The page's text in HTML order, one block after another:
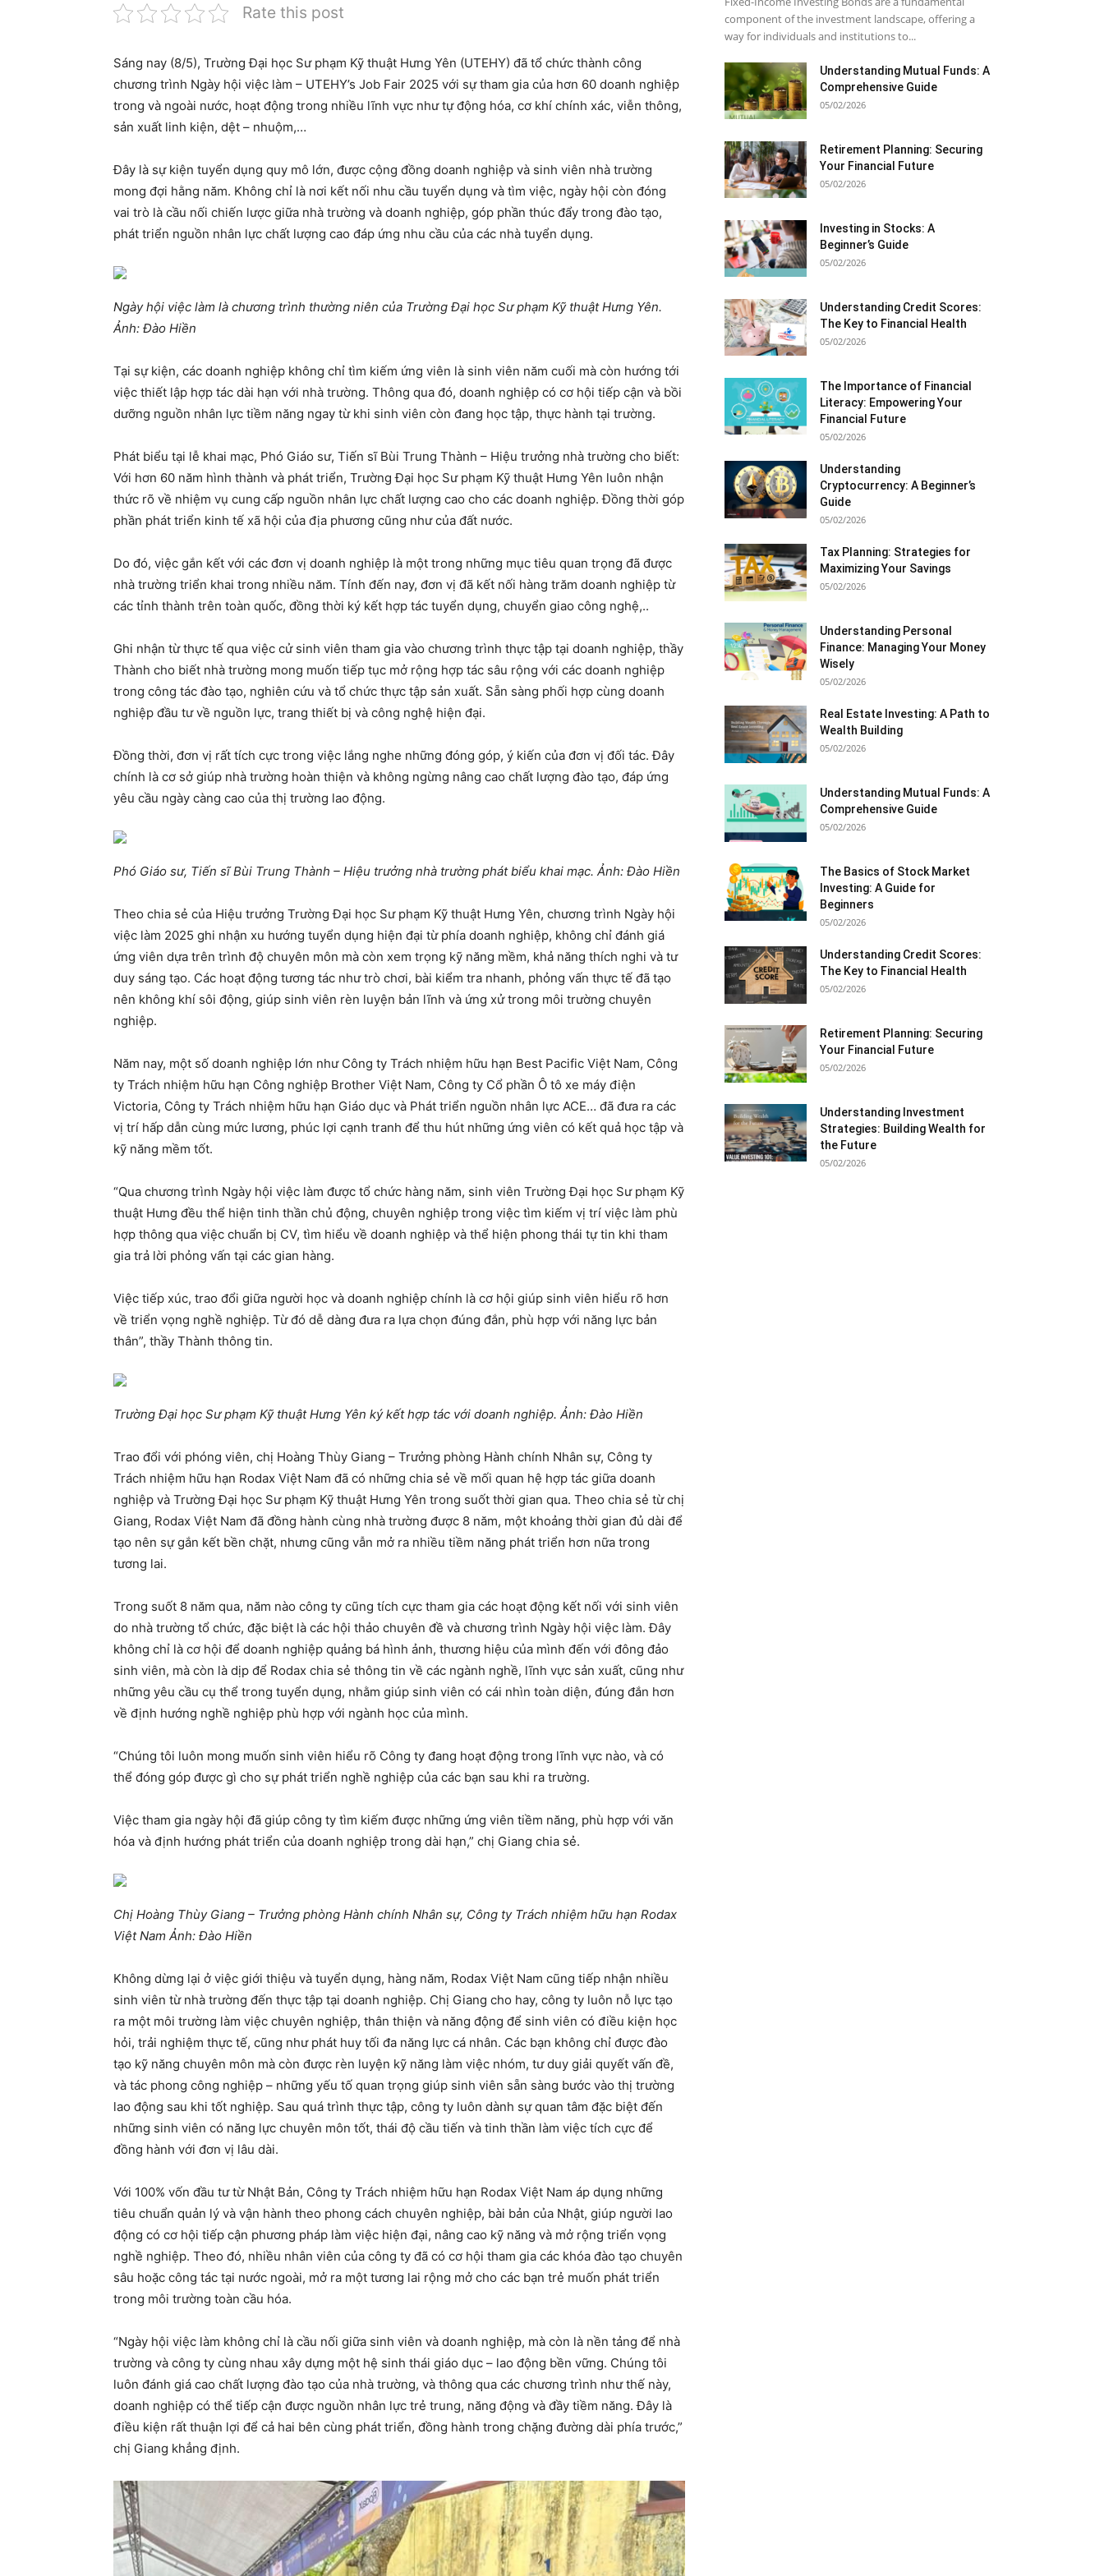
Rate this post
Sáng nay (8/5), Trường Đại học Sư phạm Kỹ thuật Hưng Yên (UTEHY) đã tổ chức thành công
chương trình Ngày hội việc làm – UTEHY’s Job Fair 2025 với sự tham gia của hơn 60 doanh nghiệp
trong và ngoài nước, hoạt động trong nhiều lĩnh vực như tự động hóa, cơ khí chính xác, viễn thông,
sản xuất linh kiện, dệt – nhuộm,…
Đây là sự kiện tuyển dụng quy mô lớn, được cộng đồng doanh nghiệp và sinh viên nhà trường
mong đợi hằng năm. Không chỉ là nơi kết nối nhu cầu tuyển dụng và tìm việc, ngày hội còn đóng
vai trò là cầu nối chiến lược giữa nhà trường và doanh nghiệp, góp phần thúc đẩy trong đào tạo,
phát triển nguồn nhân lực chất lượng cao đáp ứng nhu cầu của các nhà tuyển dụng.
Ngày hội việc làm là chương trình thường niên của Trường Đại học Sư phạm Kỹ thuật Hưng Yên.
Ảnh: Đào Hiền
Tại sự kiện, các doanh nghiệp không chỉ tìm kiếm ứng viên là sinh viên năm cuối mà còn hướng tới
việc thiết lập hợp tác dài hạn với nhà trường. Thông qua đó, doanh nghiệp có cơ hội tiếp cận và bồi
dưỡng nguồn nhân lực tiềm năng ngay từ khi sinh viên còn đang học tập, thực hành tại trường.
Phát biểu tại lễ khai mạc, Phó Giáo sư, Tiến sĩ Bùi Trung Thành – Hiệu trưởng nhà trường cho biết:
Với hơn 60 năm hình thành và phát triển, Trường Đại học Sư phạm Kỹ thuật Hưng Yên luôn nhận
thức rõ về nhiệm vụ cung cấp nguồn nhân lực chất lượng cao cho các doanh nghiệp. Đồng thời góp
phần phát triển kinh tế xã hội của địa phương cũng như của đất nước.
Do đó, việc gắn kết với các đơn vị doanh nghiệp là một trong những mục tiêu quan trọng đã được
nhà trường triển khai trong nhiều năm. Tính đến nay, đơn vị đã kết nối hàng trăm doanh nghiệp từ
các tỉnh thành trên toàn quốc, đồng thời ký kết hợp tác tuyển dụng, chuyển giao công nghệ,..
Ghi nhận từ thực tế qua việc cử sinh viên tham gia vào chương trình thực tập tại doanh nghiệp, thầy
Thành cho biết nhà trường mong muốn tiếp tục mở rộng hợp tác sâu rộng với các doanh nghiệp
trong công tác đào tạo, nghiên cứu và tổ chức thực tập sản xuất. Sẵn sàng phối hợp cùng doanh
nghiệp đầu tư về nguồn lực, trang thiết bị và công nghệ hiện đại.
Đồng thời, đơn vị rất tích cực trong việc lắng nghe những đóng góp, ý kiến của đơn vị đối tác. Đây
chính là cơ sở giúp nhà trường hoàn thiện và không ngừng nâng cao chất lượng đào tạo, đáp ứng
yêu cầu ngày càng cao của thị trường lao động.
Phó Giáo sư, Tiến sĩ Bùi Trung Thành – Hiệu trưởng nhà trường phát biểu khai mạc. Ảnh: Đào Hiền
Theo chia sẻ của Hiệu trưởng Trường Đại học Sư phạm Kỹ thuật Hưng Yên, chương trình Ngày hội
việc làm 2025 ghi nhận xu hướng tuyển dụng hiện đại từ phía doanh nghiệp, không chỉ đánh giá
ứng viên dựa trên trình độ chuyên môn mà còn xem trọng kỹ năng mềm, khả năng thích nghi và tư
duy sáng tạo. Các hoạt động tương tác như trò chơi, bài kiểm tra nhanh, phỏng vấn thực tế đã tạo
nên không khí sôi động, giúp sinh viên rèn luyện bản lĩnh và ứng xử trong môi trường chuyên
nghiệp.
Năm nay, một số doanh nghiệp lớn như Công ty Trách nhiệm hữu hạn Best Pacific Việt Nam, Công
ty Trách nhiệm hữu hạn Công nghiệp Brother Việt Nam, Công ty Cổ phần Ô tô xe máy điện
Victoria, Công ty Trách nhiệm hữu hạn Giáo dục và Phát triển nguồn nhân lực ACE… đã đưa ra các
vị trí hấp dẫn cùng mức lương, phúc lợi cạnh tranh để thu hút những ứng viên có kết quả học tập và
kỹ năng mềm tốt.
“Qua chương trình Ngày hội việc làm được tổ chức hàng năm, sinh viên Trường Đại học Sư phạm Kỹ
thuật Hưng đều thể hiện tinh thần chủ động, chuyên nghiệp trong việc tìm kiếm vị trí việc làm phù
hợp thông qua việc chuẩn bị CV, tìm hiểu về doanh nghiệp và thể hiện phong thái tự tin khi tham
gia trả lời phỏng vấn tại các gian hàng.
Việc tiếp xúc, trao đổi giữa người học và doanh nghiệp chính là cơ hội giúp sinh viên hiểu rõ hơn
về triển vọng nghề nghiệp. Từ đó dễ dàng đưa ra lựa chọn đúng đắn, phù hợp với năng lực bản
thân”, thầy Thành thông tin.
Trường Đại học Sư phạm Kỹ thuật Hưng Yên ký kết hợp tác với doanh nghiệp. Ảnh: Đào Hiền
Trao đổi với phóng viên, chị Hoàng Thùy Giang – Trưởng phòng Hành chính Nhân sự, Công ty
Trách nhiệm hữu hạn Rodax Việt Nam đã có những chia sẻ về mối quan hệ hợp tác giữa doanh
nghiệp và Trường Đại học Sư phạm Kỹ thuật Hưng Yên trong suốt thời gian qua. Theo chia sẻ từ chị
Giang, Rodax Việt Nam đã đồng hành cùng nhà trường được 8 năm, một khoảng thời gian đủ dài để
tạo nên sự gắn kết bền chặt, nhưng cũng vẫn mở ra nhiều tiềm năng phát triển hơn nữa trong
tương lai.
Trong suốt 8 năm qua, năm nào công ty cũng tích cực tham gia các hoạt động kết nối với sinh viên
do nhà trường tổ chức, đặc biệt là các hội thảo chuyên đề và chương trình Ngày hội việc làm. Đây
không chỉ là cơ hội để doanh nghiệp quảng bá hình ảnh, thương hiệu của mình đến với đông đảo
sinh viên, mà còn là dịp để Rodax chia sẻ thông tin về các ngành nghề, lĩnh vực sản xuất, cũng như
những yêu cầu cụ thể trong tuyển dụng, nhằm giúp sinh viên có cái nhìn toàn diện, đúng đắn hơn
về định hướng nghề nghiệp phù hợp với ngành học của mình.
“Chúng tôi luôn mong muốn sinh viên hiểu rõ Công ty đang hoạt động trong lĩnh vực nào, và có
thể đóng góp được gì cho sự phát triển nghề nghiệp của các bạn sau khi ra trường.
Việc tham gia ngày hội đã giúp công ty tìm kiếm được những ứng viên tiềm năng, phù hợp với văn
hóa và định hướng phát triển của doanh nghiệp trong dài hạn,” chị Giang chia sẻ.
Chị Hoàng Thùy Giang – Trưởng phòng Hành chính Nhân sự, Công ty Trách nhiệm hữu hạn Rodax
Việt Nam Ảnh: Đào Hiền
Không dừng lại ở việc giới thiệu và tuyển dụng, hàng năm, Rodax Việt Nam cũng tiếp nhận nhiều
sinh viên từ nhà trường đến thực tập tại doanh nghiệp. Chị Giang cho hay, công ty luôn nỗ lực tạo
ra một môi trường làm việc chuyên nghiệp, thân thiện và năng động để sinh viên có điều kiện học
hỏi, trải nghiệm thực tế, cũng như phát huy tối đa năng lực cá nhân. Các bạn không chỉ được đào
tạo kỹ năng chuyên môn mà còn được rèn luyện kỹ năng làm việc nhóm, tư duy giải quyết vấn đề,
và tác phong công nghiệp – những yếu tố quan trọng giúp sinh viên sẵn sàng bước vào thị trường
lao động sau khi tốt nghiệp. Sau quá trình thực tập, công ty luôn dành sự quan tâm đặc biệt đến
những sinh viên có năng lực chuyên môn tốt, thái độ cầu tiến và tinh thần làm việc tích cực để
đồng hành với đơn vị lâu dài.
Với 100% vốn đầu tư từ Nhật Bản, Công ty Trách nhiệm hữu hạn Rodax Việt Nam áp dụng những
tiêu chuẩn quản lý và vận hành theo phong cách chuyên nghiệp, bài bản của Nhật, giúp người lao
động có cơ hội tiếp cận phương pháp làm việc hiện đại, nâng cao kỹ năng và mở rộng triển vọng
nghề nghiệp. Theo đó, nhiều nhân viên của công ty đã có cơ hội tham gia các khóa đào tạo chuyên
sâu hoặc công tác tại nước ngoài, mở ra một tương lai rộng mở cho các bạn trẻ muốn phát triển
trong môi trường toàn cầu hóa.
“Ngày hội việc làm không chỉ là cầu nối giữa sinh viên và doanh nghiệp, mà còn là nền tảng để nhà
trường và công ty cùng nhau xây dựng một hệ sinh thái giáo dục – lao động bền vững. Chúng tôi
luôn đánh giá cao chất lượng đào tạo của nhà trường, và thông qua các chương trình như thế này,
doanh nghiệp có thể tiếp cận được nguồn nhân lực trẻ trung, năng động và đầy tiềm năng. Đây là
điều kiện rất thuận lợi để cả hai bên cùng phát triển, đồng hành trong chặng đường dài phía trước,”
chị Giang khẳng định.
component of the investment landscape, offering a
way for individuals and institutions to...
Understanding Mutual Funds: A
Comprehensive Guide
05/02/2026
Retirement Planning: Securing
Your Financial Future
05/02/2026
Investing in Stocks: A
Beginner’s Guide
05/02/2026
Understanding Credit Scores:
The Key to Financial Health
05/02/2026
The Importance of Financial
Literacy: Empowering Your
Financial Future
05/02/2026
Understanding
Cryptocurrency: A Beginner’s
Guide
05/02/2026
Tax Planning: Strategies for
Maximizing Your Savings
05/02/2026
Understanding Personal
Finance: Managing Your Money
Wisely
05/02/2026
Real Estate Investing: A Path to
Wealth Building
05/02/2026
Understanding Mutual Funds: A
Comprehensive Guide
05/02/2026
The Basics of Stock Market
Investing: A Guide for
Beginners
05/02/2026
Understanding Credit Scores:
The Key to Financial Health
05/02/2026
Retirement Planning: Securing
Your Financial Future
05/02/2026
Understanding Investment
Strategies: Building Wealth for
the Future
05/02/2026